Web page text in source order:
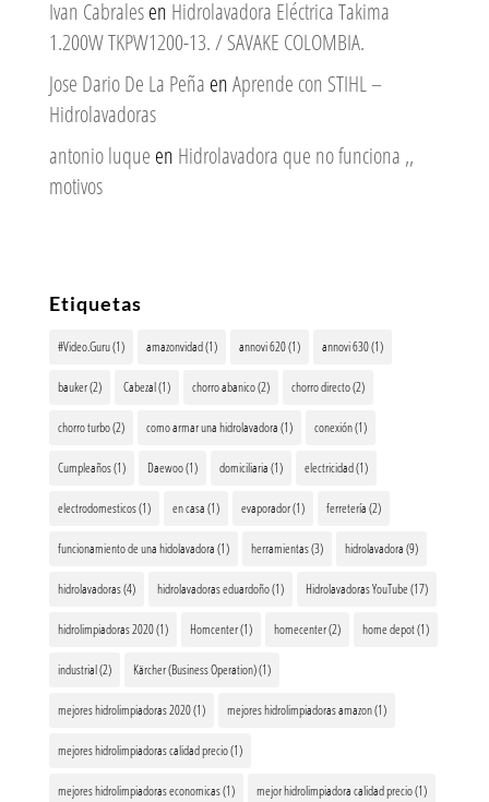
Ivan Cabralesen Hidrolavadora Eléctrica Takima
1.200W TKPW1200-13. / SAVAKE COLOMBIA.
Jose Dario De La Peña enAprende con STIHL –
Hidrolavadoras
antonio luque en Hidrolavadora que no funciona ,,
motivos
Etiquetas
#Video.Guru(1) amazonvidad(1) annovi 620(1) annovi 630(1)
bauker(2) Cabezal(1) chorro abanico(2) chorro directo(2)
chorro turbo(2) como armar una hidrolavadora(1) conexión(1)
Cumpleaños(1) Daewoo(1) domiciliaria(1) electricidad(1)
electrodomesticos(1) en casa(1) evaporador(1) ferretería(2)
funcionamiento de una hidolavadora(1) herramientas(3) hidrolavadora(9)
hidrolavadoras(4) hidrolavadoras eduardoño(1) Hidrolavadoras YouTube(17)
hidrolimpiadoras 2020(1) Homcenter(1) homecenter(2) home depot(1)
industrial(2) Kärcher (Business Operation)(1)
mejores hidrolimpiadoras 2020(1) mejores hidrolimpiadoras amazon(1)
mejores hidrolimpiadoras calidad precio(1)
mejores hidrolimpiadoras economicas(1) mejor hidrolimpiadora calidad precio(1)